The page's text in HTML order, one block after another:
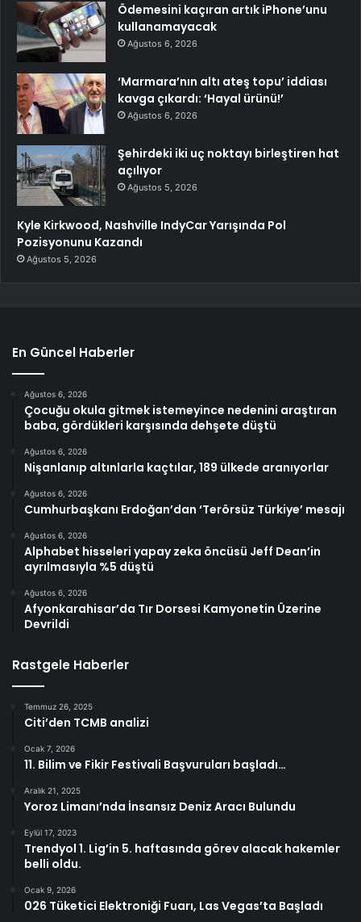
Ödemesini kaçıran artık iPhone’unu
kullanamayacak
Ağustos 6, 2026
‘Marmara’nın altı ateş topu’ iddiası
kavga çıkardı: ‘Hayal ürünü!’
Ağustos 6, 2026
Şehirdeki iki uç noktayı birleştiren hat
açılıyor
Ağustos 5, 2026
Kyle Kirkwood, Nashville IndyCar Yarışında Pol
Pozisyonunu Kazandı
Ağustos 5, 2026
En Güncel Haberler
Ağustos 6, 2026
Çocuğu okula gitmek istemeyince nedenini araştıran
baba, gördükleri karşısında dehşete düştü
Ağustos 6, 2026
Nişanlanıp altınlarla kaçtılar, 189 ülkede aranıyorlar
Ağustos 6, 2026
Cumhurbaşkanı Erdoğan’dan ‘Terörsüz Türkiye’ mesajı
Ağustos 6, 2026
Alphabet hisseleri yapay zeka öncüsü Jeff Dean’in
ayrılmasıyla %5 düştü
Ağustos 6, 2026
Afyonkarahisar’da Tır Dorsesi Kamyonetin Üzerine
Devrildi
Rastgele Haberler
Temmuz 26, 2025
Citi’den TCMB analizi
Ocak 7, 2026
11. Bilim ve Fikir Festivali Başvuruları başladı…
Aralık 21, 2025
Yoroz Limanı’nda İnsansız Deniz Aracı Bulundu
Eylül 17, 2023
Trendyol 1. Lig’in 5. haftasında görev alacak hakemler
belli oldu.
Ocak 9, 2026
026 Tüketici Elektroniği Fuarı, Las Vegas’ta Başladı